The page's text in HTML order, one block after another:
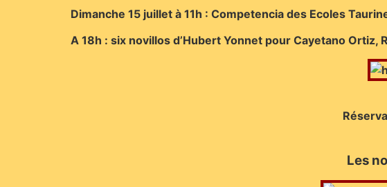
Dimanche 15 juillet à 11h : Competencia des Ecoles
A 18h : six novillos d’Hubert Yonnet pour Cayetano Ortiz,
Les